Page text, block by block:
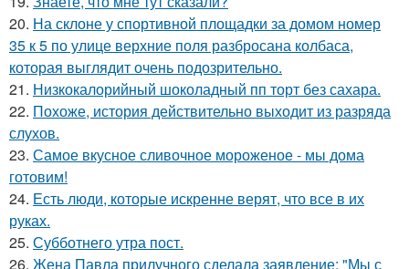
20. На склоне у спортивной площадки за домом номер
35 к 5 по улице верхние поля разбросана колбаса,
которая выглядит очень подозрительно.
21. Низкокалорийный шоколадный пп торт без сахара.
22. Похоже, история действительно выходит из разряда
слухов.
23. Самое вкусное сливочное мороженое - мы дома
готовим!
24. Есть люди, которые искренне верят, что все в их
руках.
25. Субботнего утра пост.
26. Жена Павла прилучного сделала заявление: "Мы с